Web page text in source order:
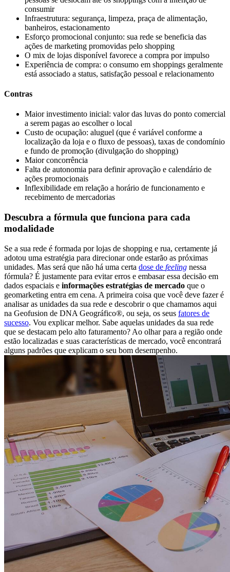
consumir
Infraestrutura: segurança, limpeza, praça de alimentação,
banheiros, estacionamento
Esforço promocional conjunto: sua rede se beneficia das
ações de marketing promovidas pelo shopping
O mix de lojas disponível favorece a compra por impulso
Experiência de compra: o consumo em shoppings geralmente
está associado a status, satisfação pessoal e relacionamento
Contras
Maior investimento inicial: valor das luvas do ponto comercial
a serem pagas ao escolher o local
Custo de ocupação: aluguel (que é variável conforme a
localização da loja e o fluxo de pessoas), taxas de condomínio
e fundo de promoção (divulgação do shopping)
Maior concorrência
Falta de autonomia para definir aprovação e calendário de
ações promocionais
Inflexibilidade em relação a horário de funcionamento e
recebimento de mercadorias
Descubra a fórmula que funciona para cada
modalidade
Se a sua rede é formada por lojas de shopping e rua, certamente já
adotou uma estratégia para direcionar onde estarão as próximas
unidades. Mas será que não há uma certa dose de feeling nessa
fórmula? É justamente para evitar erros e embasar essa decisão em
dados espaciais e informações estratégias de mercado que o
geomarketing entra em cena. A primeira coisa que você deve fazer é
analisar as unidades da sua rede e descobrir o que chamamos aqui
na Geofusion de DNA Geográfico®, ou seja, os seus fatores de
sucesso. Vou explicar melhor. Sabe aquelas unidades da sua rede
que se destacam pelo alto faturamento? Ao olhar para a região onde
estão localizadas e suas características de mercado, você encontrará
alguns padrões que explicam o seu bom desempenho.